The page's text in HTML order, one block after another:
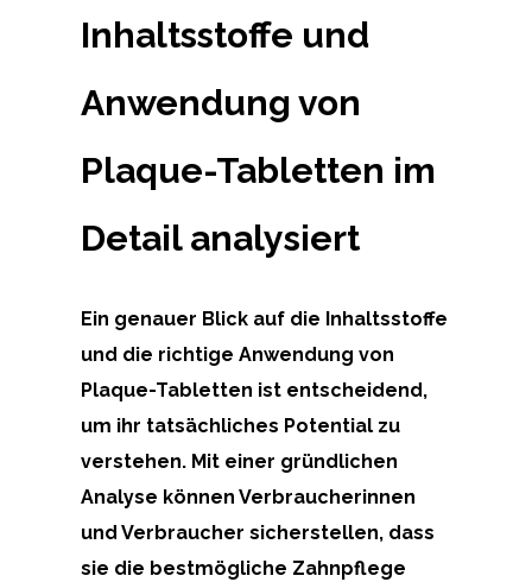
Inhaltsstoffe und
Anwendung von
Plaque-Tabletten im
Detail analysiert
Ein genauer Blick auf die Inhaltsstoffe
und die richtige Anwendung von
Plaque-Tabletten ist entscheidend,
um ihr tatsächliches Potential zu
verstehen. Mit einer gründlichen
Analyse können Verbraucherinnen
und Verbraucher sicherstellen, dass
sie die bestmögliche Zahnpflege